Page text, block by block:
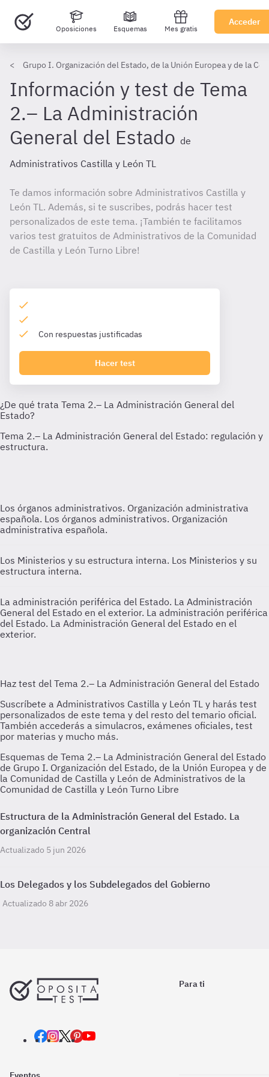
Oposiciones Esquemas Mes gratis
Acceder
Grupo I. Organización del Estado, de la Unión Europea y de la
Información y test de Tema
2.– La Administración
General del Estado de
Administrativos Castilla y León TL
Te damos información sobre Administrativos Castilla y
León TL. Además, si te suscribes, podrás hacer test
personalizados de este tema. ¡También te facilitamos
varios test gratuitos de Administrativos de la Comunidad
de Castilla y León Turno Libre!
Con respuestas justificadas
Hacer test
Los órganos administrativos. Organización administrativa
española. Los órganos administrativos. Organización
administrativa española.
Los Ministerios y su estructura interna. Los Ministerios y su
estructura interna.
La administración periférica del Estado. La Administración
General del Estado en el exterior. La administración periférica
del Estado. La Administración General del Estado en el
exterior.
Esquemas de Tema 2.– La Administración General del Estado
de Grupo I. Organización del Estado, de la Unión Europea y de
la Comunidad de Castilla y León de Administrativos de la
Comunidad de Castilla y León Turno Libre
Estructura de la Administración General del Estado. La
organización Central
Actualizado 5 jun 2026
Los Delegados y los Subdelegados del Gobierno
Actualizado 8 abr 2026
Para ti